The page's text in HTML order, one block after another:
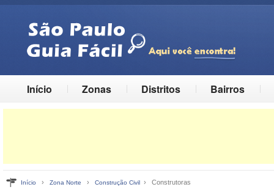
Início Zonas Distritos Bairros
Início › Zona Norte › Construção Civil › Construtoras